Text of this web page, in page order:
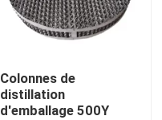
Colonnes de
distillation
d'emballage 500Y